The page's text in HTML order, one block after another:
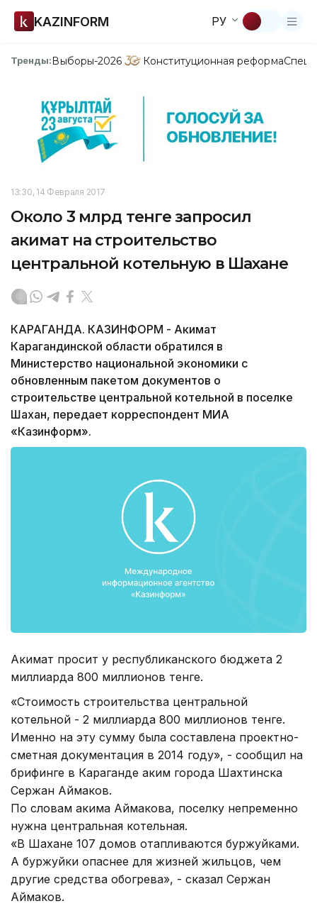
KAZINFORM РУ
Тренды:Выборы-2026 Конституционная реформа
13:30, 14 Февраля 2017
Около 3 млрд тенге запросил
акимат на строительство
центральной котельную в Шахане
КАРАГАНДА. КАЗИНФОРМ - Акимат
Карагандинской области обратился в
Министерство национальной экономики с
обновленным пакетом документов о
строительстве центральной котельной в поселке
Шахан, передает корреспондент МИА
«Казинформ».
Акимат просит у республиканского бюджета 2
миллиарда 800 миллионов тенге.
«Стоимость строительства центральной
котельной - 2 миллиарда 800 миллионов тенге.
Именно на эту сумму была составлена проектно-
сметная документация в 2014 году», - сообщил на
брифинге в Караганде аким города Шахтинска
Сержан Аймаков.
По словам акима Аймакова, поселку непременно
нужна центральная котельная.
«В Шахане 107 домов отапливаются буржуйками.
А буржуйки опаснее для жизней жильцов, чем
другие средства обогрева», - сказал Сержан
Аймаков.